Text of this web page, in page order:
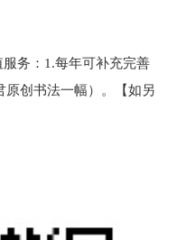
务：1.每年可补充完善
原创书法一幅）。【如另